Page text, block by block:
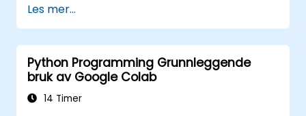
og containere.
Les mer...
Python Programming Grunnleggende
bruk av Google Colab
14 Timer